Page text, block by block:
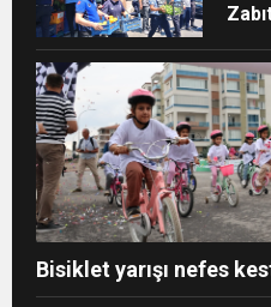
Bisiklet yarışı nefes